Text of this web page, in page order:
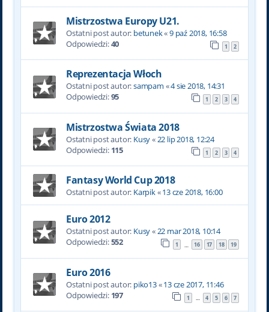
Mistrzostwa Europy U21.
Ostatni post autor: betunek«9 paź 2018, 16:58
Odpowiedzi:40 1 2
Reprezentacja Włoch
Ostatni post autor:sampam «4 sie 2018, 14:31
Odpowiedzi:95 1 2 3 4
Mistrzostwa Świata 2018
Ostatni post autor: Kusy«22 lip 2018, 12:24
Odpowiedzi: 115 1 2 3 4
Fantasy World Cup 2018
Ostatni post autor: Karpik«13 cze 2018, 16:00
Euro 2012
Ostatni post autor: Kusy«22 mar 2018, 10:14
Odpowiedzi:552 1 … 16 17 18 19
Euro 2016
Ostatni post autor: piko13«13 cze 2017, 11:46
Odpowiedzi: 197 1 … 4 5 6 7